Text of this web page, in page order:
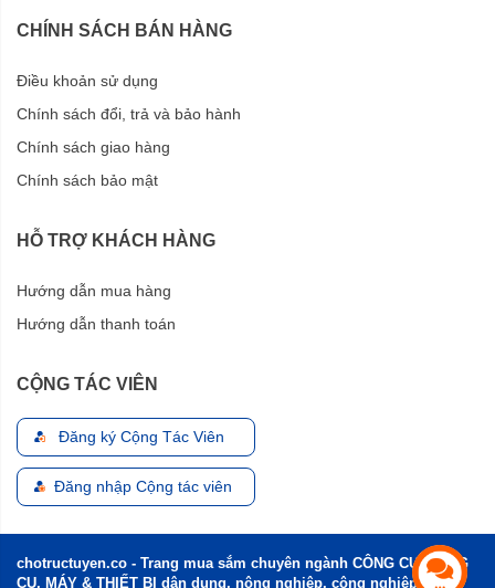
CHÍNH SÁCH BÁN HÀNG
Điều khoản sử dụng
Chính sách đổi, trả và bảo hành
Chính sách giao hàng
Chính sách bảo mật
HỖ TRỢ KHÁCH HÀNG
Hướng dẫn mua hàng
Hướng dẫn thanh toán
CỘNG TÁC VIÊN
Đăng ký Cộng Tác Viên
Đăng nhập Cộng tác viên
chotructuyen.co - Trang mua sắm chuyên ngành CÔNG CỤ, DỤNG
CỤ, MÁY & THIẾT BỊ dân dụng, nông nghiệp, công nghiệp và xây